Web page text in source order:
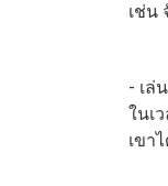
เช่น
- เล่
ในเ
เขา